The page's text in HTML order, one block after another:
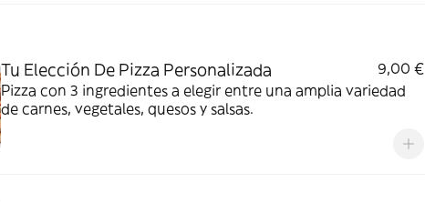
Tu Elección De Pizza Personalizada
9,00 €
Pizza con 3 ingredientes a elegir entre una amplia variedad
de carnes, vegetales, quesos y salsas.